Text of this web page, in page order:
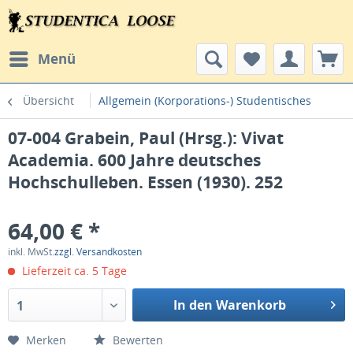
Menü
Übersicht Allgemein (Korporations-) Studentisches
07-004 Grabein, Paul (Hrsg.): Vivat
Academia. 600 Jahre deutsches
Hochschulleben. Essen (1930). 252
64,00 € *
inkl. MwSt.zzgl. Versandkosten
Lieferzeit ca. 5 Tage
1 In den Warenkorb
Merken Bewerten